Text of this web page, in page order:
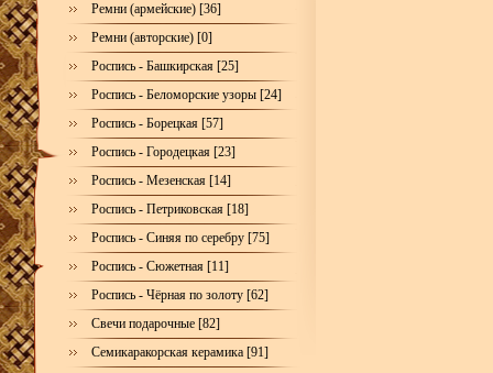
Ремни (армейские) [36]
Ремни (авторские) [0]
Роспись - Башкирская [25]
Роспись - Беломорские узоры [24]
Роспись - Борецкая [57]
Роспись - Городецкая [23]
Роспись - Мезенская [14]
Роспись - Петриковская [18]
Роспись - Синяя по серебру [75]
Роспись - Сюжетная [11]
Роспись - Чёрная по золоту [62]
Свечи подарочные [82]
Семикаракорская керамика [91]